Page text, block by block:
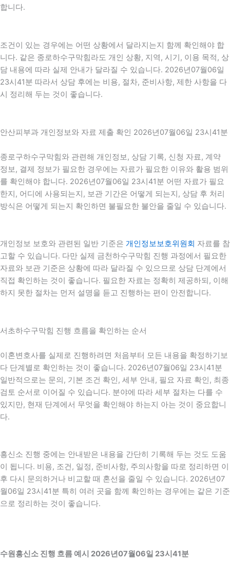
합니다.
조건이 있는 경우에는 어떤 상황에서 달라지는지 함께 확인해야 합
니다. 같은 종로하수구막힘라도 개인 상황, 지역, 시기, 이용 목적, 상
담 내용에 따라 실제 안내가 달라질 수 있습니다. 2026년07월06일
23시41분 따라서 상담 후에는 비용, 절차, 준비사항, 제한 사항을 다
시 정리해 두는 것이 좋습니다.
안산피부과 개인정보와 자료 제출 확인 2026년07월06일 23시41분
종로구하수구막힘와 관련해 개인정보, 상담 기록, 신청 자료, 계약
정보, 결제 정보가 필요한 경우에는 자료가 필요한 이유와 활용 범위
를 확인해야 합니다. 2026년07월06일 23시41분 어떤 자료가 필요
한지, 어디에 사용되는지, 보관 기간은 어떻게 되는지, 상담 후 처리
방식은 어떻게 되는지 확인하면 불필요한 불안을 줄일 수 있습니다.
개인정보 보호와 관련된 일반 기준은 개인정보보호위원회 자료를 참
고할 수 있습니다. 다만 실제 금천하수구막힘 진행 과정에서 필요한
자료와 보관 기준은 상황에 따라 달라질 수 있으므로 상담 단계에서
직접 확인하는 것이 좋습니다. 필요한 자료는 정확히 제공하되, 이해
하지 못한 절차는 먼저 설명을 듣고 진행하는 편이 안전합니다.
서초하수구막힘 진행 흐름을 확인하는 순서
이혼변호사를 실제로 진행하려면 처음부터 모든 내용을 확정하기보
다 단계별로 확인하는 것이 좋습니다. 2026년07월06일 23시41분
일반적으로는 문의, 기본 조건 확인, 세부 안내, 필요 자료 확인, 최종
검토 순서로 이어질 수 있습니다. 분야에 따라 세부 절차는 다를 수
있지만, 현재 단계에서 무엇을 확인해야 하는지 아는 것이 중요합니
다.
흥신소 진행 중에는 안내받은 내용을 간단히 기록해 두는 것도 도움
이 됩니다. 비용, 조건, 일정, 준비사항, 주의사항을 따로 정리하면 이
후 다시 문의하거나 비교할 때 혼선을 줄일 수 있습니다. 2026년07
월06일 23시41분 특히 여러 곳을 함께 확인하는 경우에는 같은 기준
으로 정리하는 것이 좋습니다.
수원흥신소 진행 흐름 예시 2026년07월06일 23시41분